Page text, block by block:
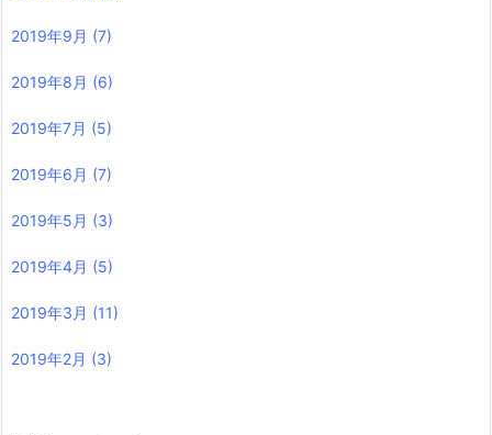
2019年9月 (7)
2019年8月 (6)
2019年7月 (5)
2019年6月 (7)
2019年5月 (3)
2019年4月 (5)
2019年3月 (11)
2019年2月 (3)